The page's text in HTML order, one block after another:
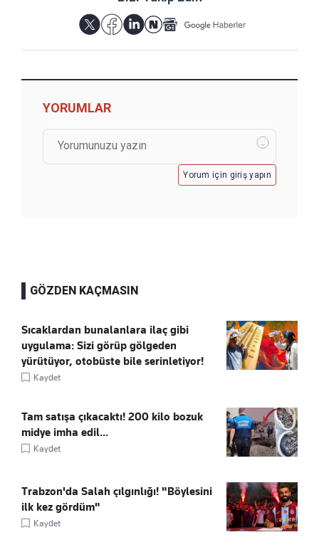
YORUMLAR
Yorum için giriş yapın
GÖZDEN KAÇMASIN
Sıcaklardan bunalanlara ilaç gibi
uygulama: Sizi görüp gölgeden
yürütüyor, otobüste bile serinletiyor!
Kaydet
Tam satışa çıkacaktı! 200 kilo bozuk
midye imha edil...
Kaydet
Trabzon'da Salah çılgınlığı! "Böylesini
ilk kez gördüm"
Kaydet